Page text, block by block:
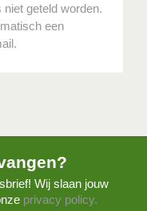
geteld worden.
een
Wij slaan jouw
privacy policy.